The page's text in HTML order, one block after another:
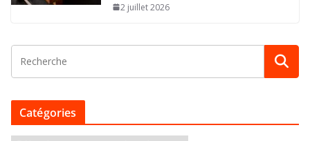
2 juillet 2026
Catégories